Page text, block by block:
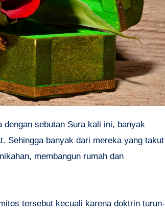
Sehingga banyak dari mereka yang takut
membangun rumah dan
tersebut kecuali karena doktrin turun-